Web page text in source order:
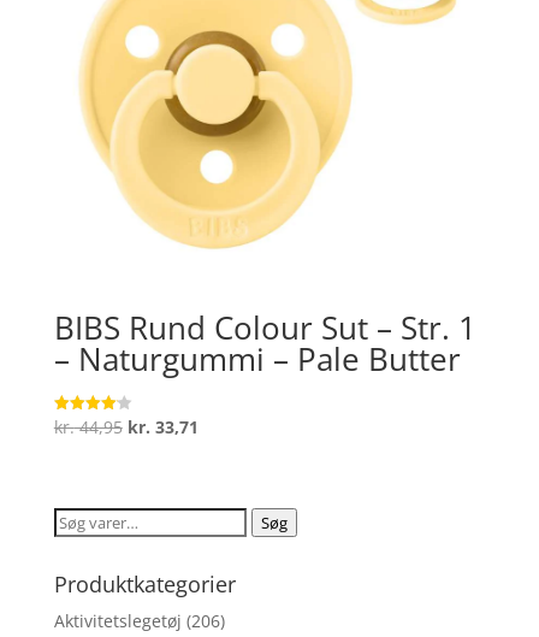
BIBS Rund Colour Sut – Str. 1
– Naturgummi – Pale Butter
Vurderet
4.1
kr.44,95 Den
var:
kr. 44,95.
kr. 33,71
er:
kr. 33,71.
Søg
Søg
Produktkategorier
Aktivitetslegetøj (206)